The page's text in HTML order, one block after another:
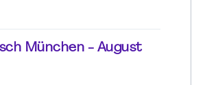
München - August